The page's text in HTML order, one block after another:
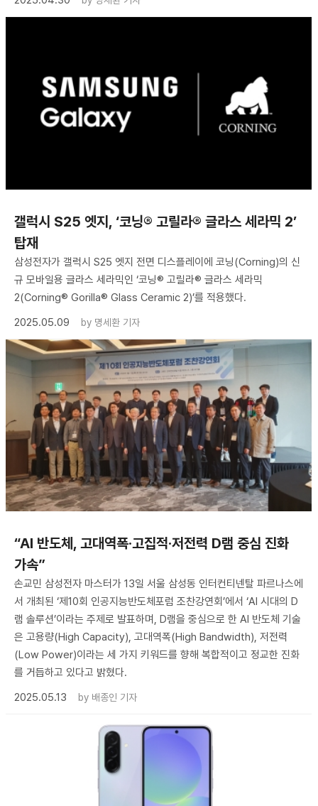
갤럭시 S25 엣지, ‘코닝® 고릴라® 글라스 세라믹 2’
탑재
삼성전자가 갤럭시 S25 엣지 전면 디스플레이에 코닝(Corning)의 신
규 모바일용 글라스 세라믹인 ‘코닝® 고릴라® 글라스 세라믹
2(Corning® Gorilla® Glass Ceramic 2)’를 적용했다.
2025.05.09
by 명세환 기자
“AI 반도체, 고대역폭·고집적·저전력 D램 중심 진화
가속”
손교민 삼성전자 마스터가 13일 서울 삼성동 인터컨티넨탈 파르나스에
서 개최된 ‘제10회 인공지능반도체포럼 조찬강연회’에서 ‘AI 시대의 D
램 솔루션’이라는 주제로 발표하며, D램을 중심으로 한 AI 반도체 기술
은 고용량(High Capacity), 고대역폭(High Bandwidth), 저전력
(Low Power)이라는 세 가지 키워드를 향해 복합적이고 정교한 진화
를 거듭하고 있다고 밝혔다.
2025.05.13
by 배종인 기자